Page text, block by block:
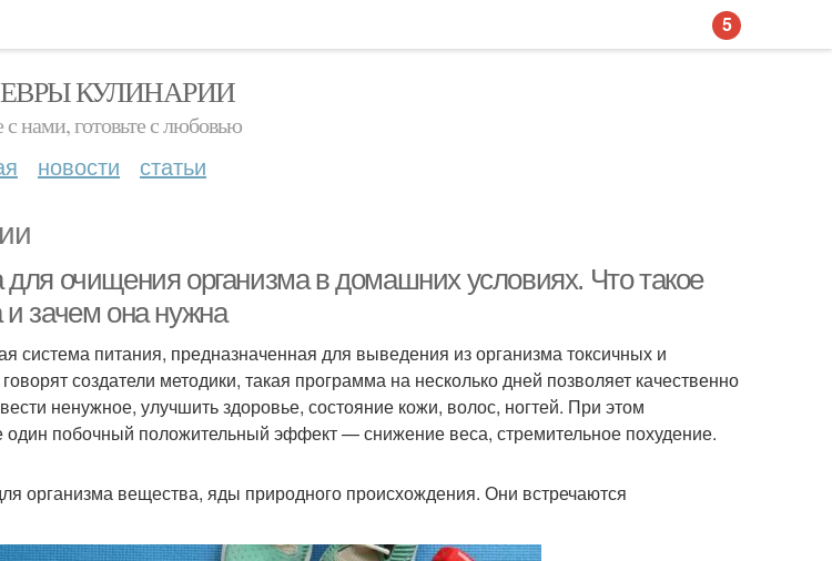
КУЛИНАРИИ
с нами, готовьте с любовью
новости статьи
для очищения организма в домашних условиях. Что такое
и зачем она нужна
система питания, предназначенная для выведения из организма токсичных и
создатели методики, такая программа на несколько дней позволяет качественно
ненужное, улучшить здоровье, состояние кожи, волос, ногтей. При этом
один побочный положительный эффект — снижение веса, стремительное похудение.
организма вещества, яды природного происхождения. Они встречаются
5